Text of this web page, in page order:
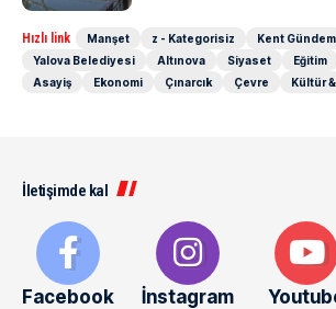
Hızlı link Manşet z - Kategorisiz Kent
Yalova Belediyesi
Altınova Siyaset Eğitim
Asayiş
Ekonomi Çınarcık Çevre Kültür
İletişimde kal
Facebook İnstagram